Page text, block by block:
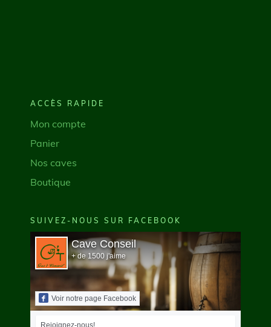
ACCÈS RAPIDE
Mon compte
Panier
Nos caves
Boutique
SUIVEZ-NOUS SUR FACEBOOK
Cave Conseil
+ de 1500 j'aime
Voir notre page Facebook
Rejoignez-nous!